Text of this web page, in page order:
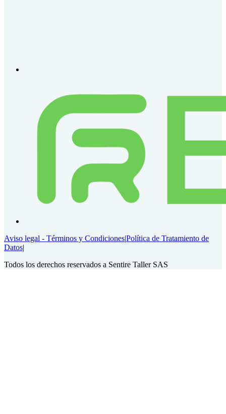
Aviso legal - Términos y Condiciones|Política de Tratamiento de
Datos|
Todos los derechos reservados a Sentire Taller SAS